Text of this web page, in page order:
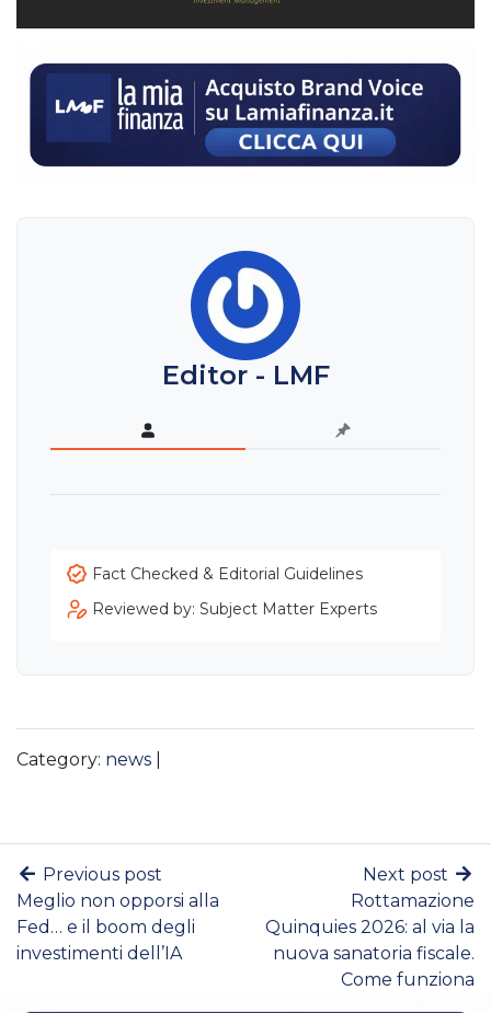
Editor - LMF
Fact Checked & Editorial Guidelines
Reviewed by: Subject Matter Experts
Category: news
Previous post
Meglio non opporsi alla
Fed… e il boom degli
investimenti dell’IA
Next post
Rottamazione
Quinquies 2026: al via la
nuova sanatoria fiscale.
Come funziona